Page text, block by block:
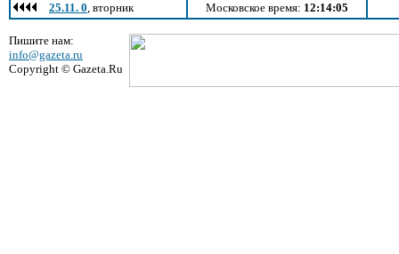
25.11. 0, вторник Московское время: 12:14:05
Пишите нам:
info@gazeta.ru
Copyright © Gazeta.Ru